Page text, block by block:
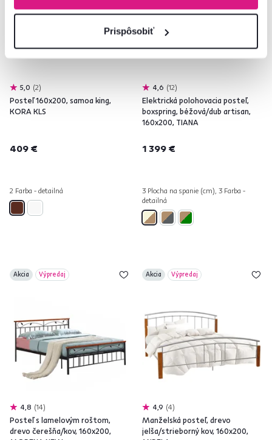
Prispôsobiť
5,0 2
Posteľ 160x200, samoa king,
KORA KLS
409 €
2 Farba - detailná
4,6 12
Elektrická polohovacia posteľ,
boxspring, béžová/dub artisan,
160x200, TIANA
1 399 €
3 Plocha na spanie (cm), 3 Farba -
detailná
Akcia Výpredaj
4,8 14
Posteľ s lamelovým roštom,
drevo čerešňa/kov, 160x200,
Akcia Výpredaj
4,9 4
Manželská posteľ, drevo
jelša/strieborný kov, 160x200,